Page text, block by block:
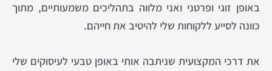
באופן זוגי ופרטני ואני מלווה בתהליכים משמעותיים, מתוך
כוונה לסייע ללקוחות שלי להיטיב את חייהם.
את דרכי המקצועית שניתבה אותי באופן טבעי לעיסוקים שלי